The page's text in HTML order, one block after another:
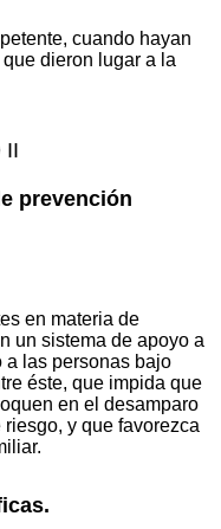
cuando hayan
dieron lugar a la
II
prevención
en materia de
un sistema de apoyo a
a las personas bajo
éste, que impida que
en el desamparo
y que favorezca